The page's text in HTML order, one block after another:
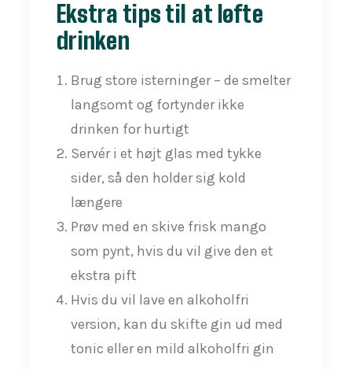
Ekstra tips til at løfte
drinken
Brug store isterninger – de smelter
langsomt og fortynder ikke
drinken for hurtigt
Servér i et højt glas med tykke
sider, så den holder sig kold
længere
Prøv med en skive frisk mango
som pynt, hvis du vil give den et
ekstra pift
Hvis du vil lave en alkoholfri
version, kan du skifte gin ud med
tonic eller en mild alkoholfri gin